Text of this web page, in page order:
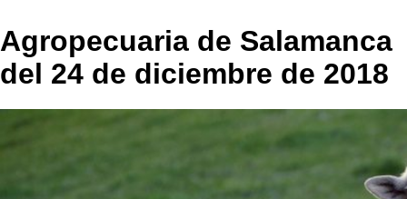
Agropecuaria de Salamanca
del 24 de diciembre de 2018